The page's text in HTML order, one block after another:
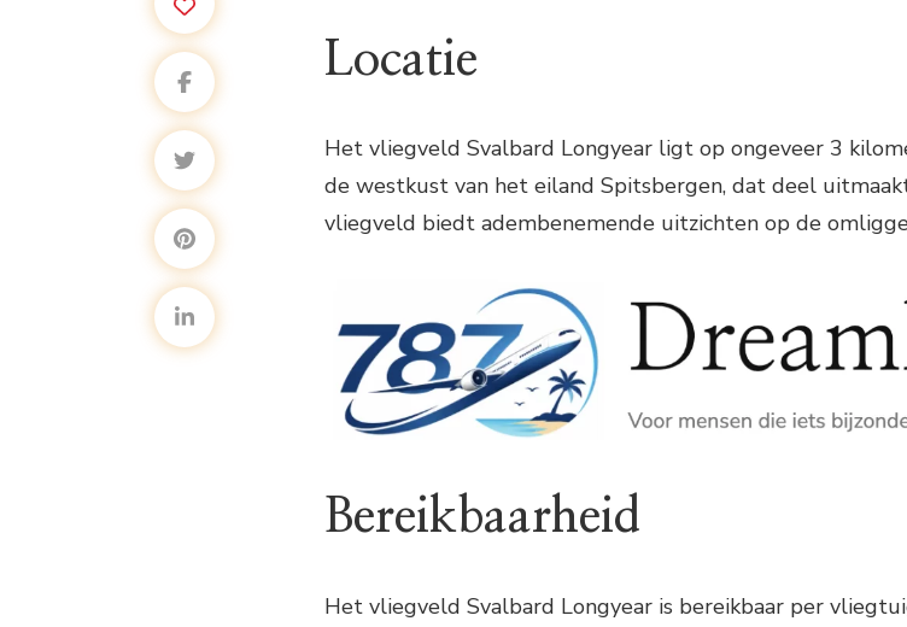
Locatie
Het vliegveld Svalbard Longyear ligt op ongeveer 3
de westkust van het eiland Spitsbergen, dat deel
vliegveld biedt adembenemende uitzichten op de
Bereikbaarheid
Het vliegveld Svalbard Longyear is bereikbaar per